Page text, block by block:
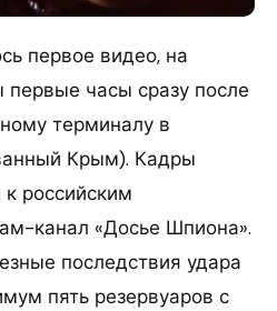
первое видео, на
первые часы сразу после
терминалу в
Крым). Кадры
российским
канал «Досье Шпиона».
последствия удара
пять резервуаров с